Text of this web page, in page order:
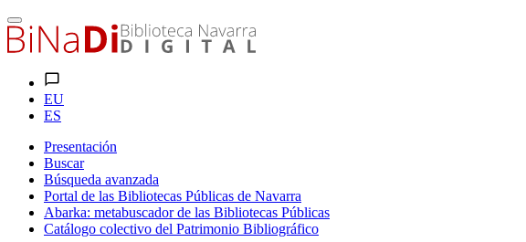
EU
ES
Presentación
Buscar
Búsqueda avanzada
Portal de las Bibliotecas Públicas de Navarra
Abarka: metabuscador de las Bibliotecas Públicas
Catálogo colectivo del Patrimonio Bibliográfico